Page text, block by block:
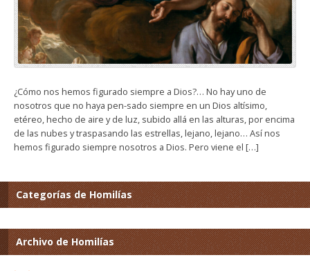
¿Cómo nos hemos figurado siempre a Dios?… No hay uno de
nosotros que no haya pen-sado siempre en un Dios altísimo,
etéreo, hecho de aire y de luz, subido allá en las alturas, por encima
de las nubes y traspasando las estrellas, lejano, lejano… Así nos
hemos figurado siempre nosotros a Dios. Pero viene el […]
Categorías de Homilías
Archivo de Homilías